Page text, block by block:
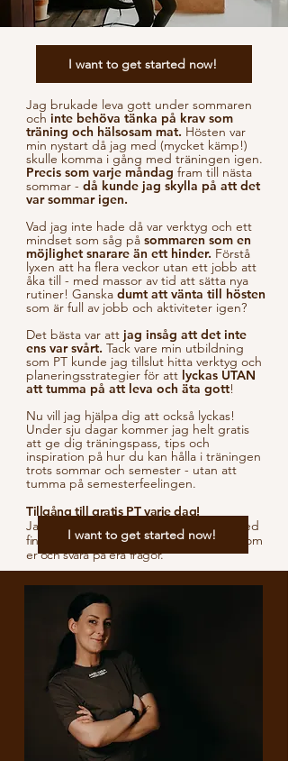
I want to get started now!
Jag brukade leva gott under sommaren
och inte behöva tänka på krav som
träning och hälsosam mat. Hösten var
min nystart då jag med (mycket kämp!)
skulle komma i gång med träningen igen.
Precis som varje måndag fram till nästa
sommar - då kunde jag skylla på att det
var sommar igen.
Vad jag inte hade då var verktyg och ett
mindset som såg på sommaren som en
möjlighet snarare än ett hinder. Förstå
lyxen att ha flera veckor utan ett jobb att
åka till - med massor av tid att sätta nya
rutiner! Ganska dumt att vänta till hösten
som är full av jobb och aktiviteter igen?
Det bästa var att jag insåg att det inte
ens var svårt. Tack vare min utbildning
som PT kunde jag tillslut hitta verktyg och
planeringsstrategier för att lyckas UTAN
att tumma på att leva och äta gott!
Nu vill jag hjälpa dig att också lyckas!
Under sju dagar kommer jag helt gratis
att ge dig träningspass, tips och
inspiration på hur du kan hålla i träningen
trots sommar och semester - utan att
tumma på semesterfeelingen.
Tillgång till gratis PT varje dag!
Jag kommer att driva gruppen och därmed
finnas tillgänglig varje dag för att ta hand om
er och svara på era frågor.
I want to get started now!